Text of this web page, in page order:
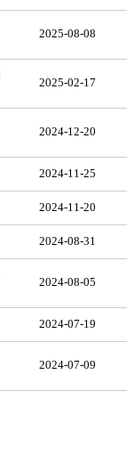
2025-08-08
2025-02-17
2024-12-20
2024-11-25
2024-11-20
2024-08-31
2024-08-05
2024-07-19
2024-07-09